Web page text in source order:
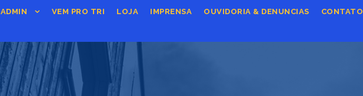
ADMIN VEM PRO TRI LOJA IMPRENSA OUVIDORIA & DENUNCIAS CONTATO